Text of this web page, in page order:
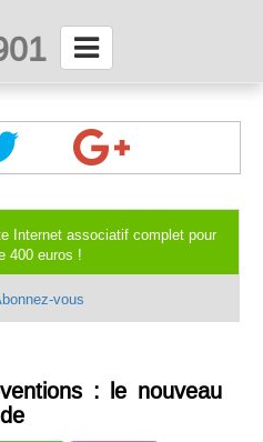
Internet associatif complet pour
400 euros !
vous
: le nouveau